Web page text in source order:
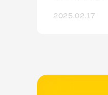
簡單的網頁介
2025.02.17